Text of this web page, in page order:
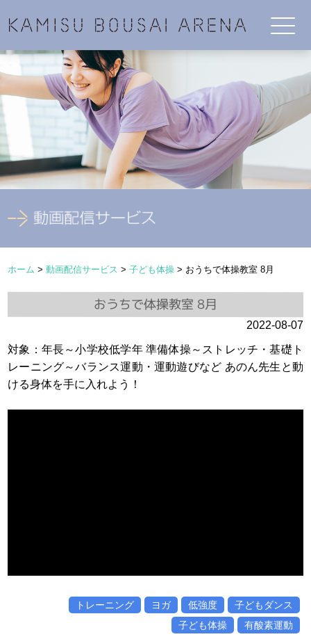
ホーム >動画配信サービス >子ども体操 > おうちで体操教室 8月
おうちで体操教室 8月
2022-08-07
対象：年長～小学校低学年 準備体操～ストレッチ・基礎ト
レーニング～バランス運動・運動遊びなど あのん先生と動
ける身体を手に入れよう！
トレーニング ヨガ 低強度
子どもダンス
子ども体操
有酸素運動